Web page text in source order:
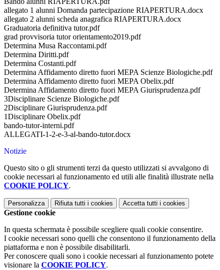
allegato 1 alunni Domanda partecipazione RIAPERTURA.docx
allegato 2 alunni scheda anagrafica RIAPERTURA.docx
Graduatoria definitiva tutor.pdf
grad provvisoria tutor orientamento2019.pdf
Determina Musa Raccontami.pdf
Determina Diritti.pdf
Determina Costanti.pdf
Determina Affidamento diretto fuori MEPA Scienze Biologiche.pdf
Determina Affidamento diretto fuori MEPA Obelix.pdf
Determina Affidamento diretto fuori MEPA Giurisprudenza.pdf
3Disciplinare Scienze Biologiche.pdf
2Disciplinare Giurisprudenza.pdf
1Disciplinare Obelix.pdf
bando-tutor-interni.pdf
ALLEGATI-1-2-e-3-al-bando-tutor.docx
Notizie
Questo sito o gli strumenti terzi da questo utilizzati si avvalgono di
cookie necessari al funzionamento ed utili alle finalità illustrate nella
COOKIE POLICY.
Personalizza Rifiuta tutti i cookies Accetta tutti i cookies
Gestione cookie
In questa schermata è possibile scegliere quali cookie consentire.
I cookie necessari sono quelli che consentono il funzionamento della
piattaforma e non è possibile disabilitarli.
Per conoscere quali sono i cookie necessari al funzionamento potete
visionare la COOKIE POLICY.